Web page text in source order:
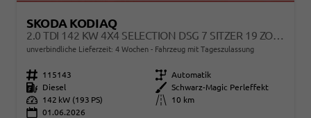
SKODA KODIAQ
2.0 TDI 142 KW 4X4 SELECTION DSG 7 SITZER 19 ZOLL AHK EL. HK
unverbindliche Lieferzeit: 4 Wochen Fahrzeug mit Tageszulassung
Fahrzeugnr. 115143 Getriebe Automatik
Kraftstoff
Diesel Außenfarbe
Schwarz-Magic Perleffekt
Leistung
142 kW (193 PS) Kilometerstand
10 km
01.06.2026